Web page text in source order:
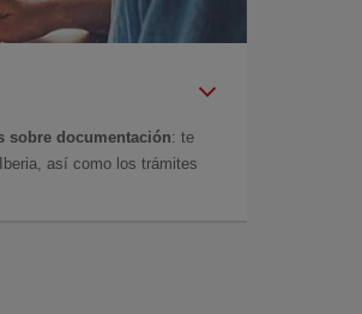
sobre documentación: te
así como los trámites